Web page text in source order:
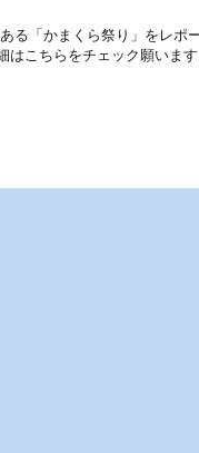
ある「かまくら祭り」をレ
はこちらをチェック願い